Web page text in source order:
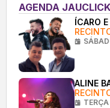
AGENDA JAUCLICK
ÍCARO
ALINE
TERÇA